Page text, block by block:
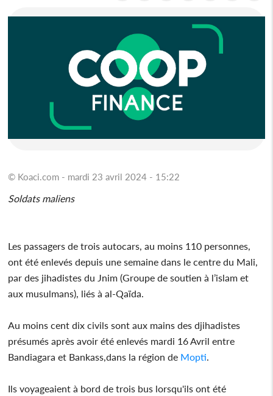
© Koaci.com - mardi 23 avril 2024 - 15:22
Soldats maliens
Les passagers de trois autocars, au moins 110 personnes,
ont été enlevés depuis une semaine dans le centre du Mali,
par des jihadistes du Jnim (Groupe de soutien à l’islam et
aux musulmans), liés à al-Qaïda.
Au moins cent dix civils sont aux mains des djihadistes
présumés après avoir été enlevés mardi 16 Avril entre
Bandiagara et Bankass,dans la région de Mopti
Ils voyageaient à bord de trois bus lorsqu'ils ont été